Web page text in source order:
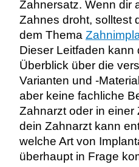
Zahnersatz. Wenn dir
Zahnes droht, solltest
dem Thema
Dieser Leitfaden kann
Überblick über die
Varianten und -
aber keine fachliche
Zahnarzt oder in einer
dein Zahnarzt kann
welche Art von
überhaupt in Frage